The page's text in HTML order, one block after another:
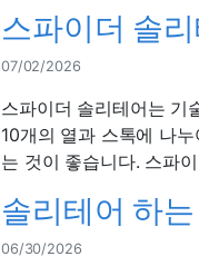
스파이더 솔
07/02/2026
스파이더 솔리테어는 기
10개의 열과 스톡에 나
는 것이 좋습니다. 스파
솔리테어 하
06/30/2026